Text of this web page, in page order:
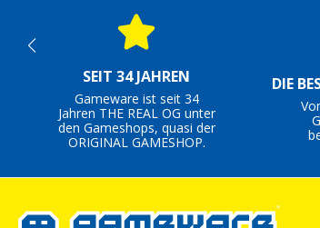
SEIT 34 JAHREN
Gameware ist seit 34
Jahren THE REAL OG unter
den Gameshops, quasi der
ORIGINAL GAMESHOP.
DIE